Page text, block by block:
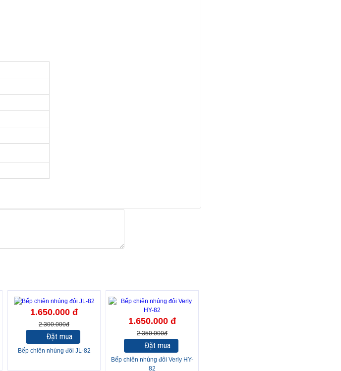
1.650.000 đ
2.300.000đ
Đặt mua
Bếp chiên nhúng đôi JL-82
1.650.000 đ
2.350.000đ
Đặt mua
Bếp chiên nhúng đôi Verly HY-
82